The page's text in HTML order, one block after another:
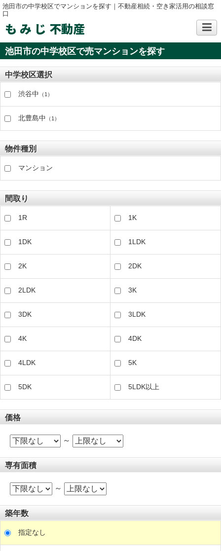
池田市の中学校区でマンションを探す｜不動産相続・空き家活用の相談窓
口
も み じ 不動産
池田市の中学校区で売マンションを探す
中学校区選択
渋谷中 （1）
北豊島中 （1）
物件種別
マンション
間取り
1R 1K
1DK 1LDK
2K 2DK
2LDK 3K
3DK 3LDK
4K 4DK
4LDK 5K
5DK 5LDK以上
価格
～
専有面積
～
築年数
指定なし